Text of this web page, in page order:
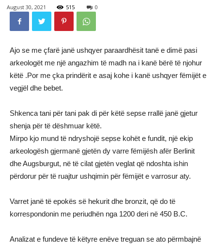
August 30, 2021 515 0
Ajo se me çfarë janë ushqyer paraardhësit tanë e dimë pasi
arkeologët me një angazhim të madh na i kanë bërë të njohur
këtë .Por me çka prindërit e asaj kohe i kanë ushqyer fëmijët e
vegjël dhe bebet.
Shkenca tani për tani pak di për këtë sepse rrallë janë gjetur
shenja për të dëshmuar këtë.
Mirpo kjo mund të ndryshojë sepse kohët e fundit, një ekip
arkeologësh gjermanë gjetën dy varre fëmijësh afër Berlinit
dhe Augsburgut, në të cilat gjetën veglat që ndoshta ishin
përdorur për të ruajtur ushqimin për fëmijët e varrosur aty.
Varret janë të epokës së hekurit dhe bronzit, që do të
korrespondonin me periudhën nga 1200 deri në 450 B.C.
Analizat e fundeve të këtyre enëve treguan se ato përmbajnë